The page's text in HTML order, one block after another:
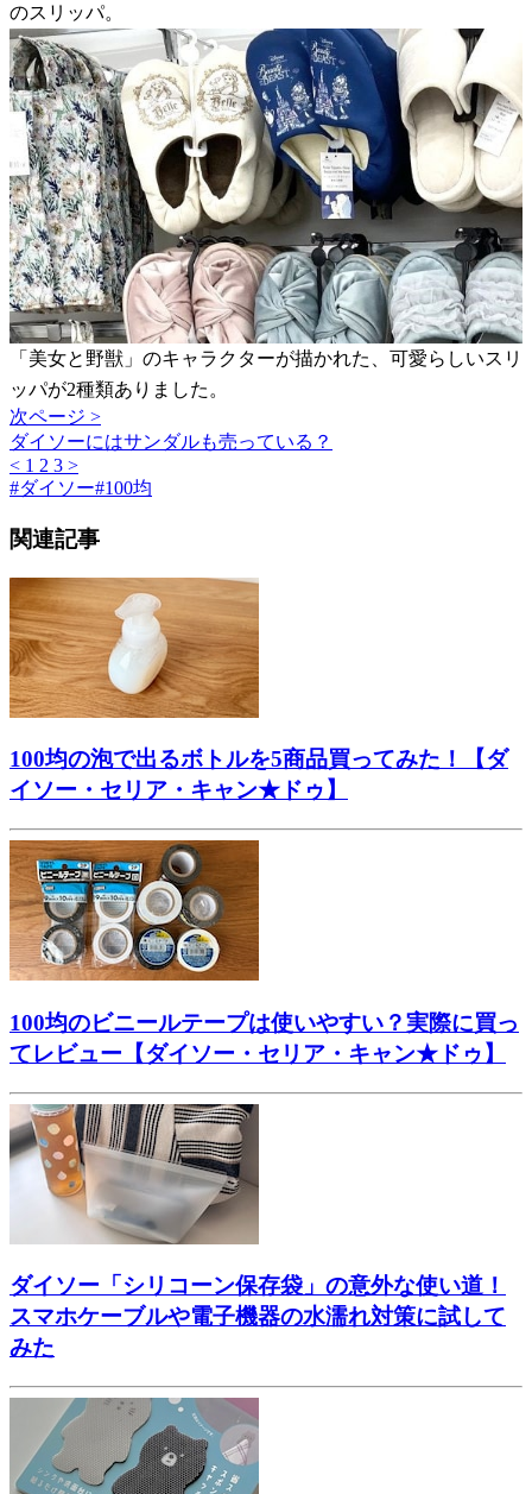
のスリッパ。
「美女と野獣」のキャラクターが描かれた、可愛らしいスリ
ッパが2種類ありました。
次ページ >
ダイソーにはサンダルも売っている？
< 1 2 3 >
#ダイソー#100均
関連記事
100均の泡で出るボトルを5商品買ってみた！【ダ
イソー・セリア・キャン★ドゥ】
100均のビニールテープは使いやすい？実際に買っ
てレビュー【ダイソー・セリア・キャン★ドゥ】
ダイソー「シリコーン保存袋」の意外な使い道！
スマホケーブルや電子機器の水濡れ対策に試して
みた